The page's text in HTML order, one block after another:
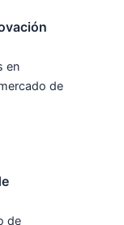
en
de
de